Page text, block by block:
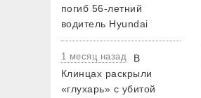
погиб 56-летний
водитель Hyundai
1 месяц назад
В
Клинцах раскрыли
«глухарь» с убитой